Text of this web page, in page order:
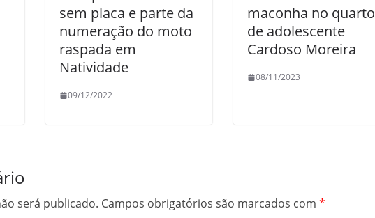
sem placa e parte da
numeração do moto
raspada em
Natividade
09/12/2022
maconha no quarto
de adolescente
Cardoso Moreira
08/11/2023
será publicado. Campos obrigatórios são marcados com *